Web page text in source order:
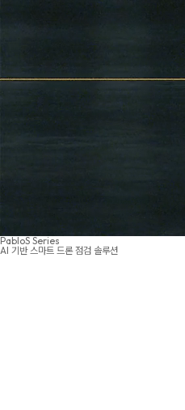
PabloS Series
AI 기반 스마트 드론 점검 솔루션